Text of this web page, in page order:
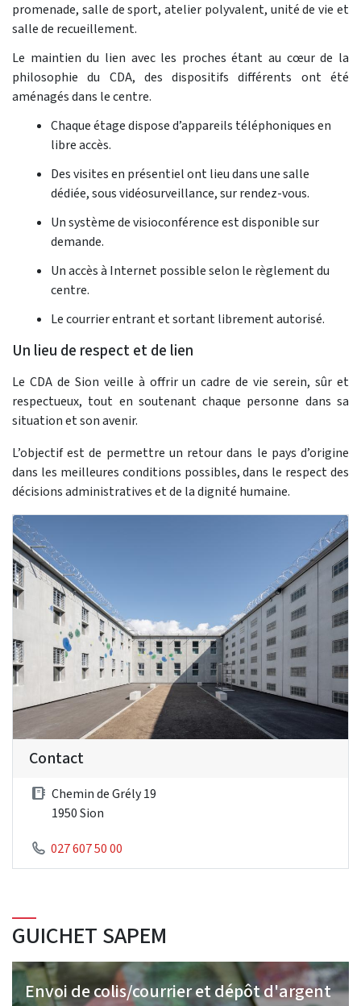
promenade, salle de sport, atelier polyvalent, unité de vie et
salle de recueillement.
Le maintien du lien avec les proches étant au cœur de la
philosophie du CDA, des dispositifs différents ont été
aménagés dans le centre.
Chaque étage dispose d’appareils téléphoniques en
libre accès.
Des visites en présentiel ont lieu dans une salle
dédiée, sous vidéosurveillance, sur rendez-vous.
Un système de visioconférence est disponible sur
demande.
Un accès à Internet possible selon le règlement du
centre.
Le courrier entrant et sortant librement autorisé.
Un lieu de respect et de lien
Le CDA de Sion veille à offrir un cadre de vie serein, sûr et
respectueux, tout en soutenant chaque personne dans sa
situation et son avenir.
L’objectif est de permettre un retour dans le pays d’origine
dans les meilleures conditions possibles, dans le respect des
décisions administratives et de la dignité humaine.
Contact
Chemin de Grély 19
1950 Sion
027 607 50 00
GUICHET SAPEM
Envoi de colis/courrier et dépôt d'argent